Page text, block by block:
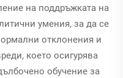
на поддръжката на
умения, за да се
отклонения и
което осигурява
обучение за